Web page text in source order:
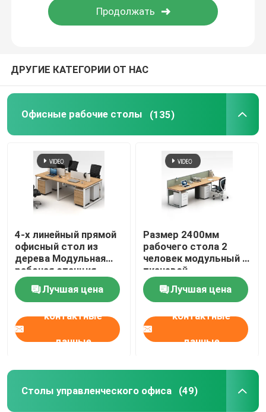
Стойка регистрации офиса
Набор табуретки таблицы Адвокатуры
Звукоизоляционный стручок офиса
На открытом воздухе угловой набор софы
ДРУГИЕ КАТЕГОРИИ ОТ НАС
Офисные рабочие столы (135)
4-х линейный прямой
офисный стол из
дерева Модульная
рабочая станция
Лучшая цена
контактные
данные
Размер 2400мм
рабочего стола 2
человек модульный с
тканевой
перегородкой
Лучшая цена
контактные
данные
Столы управленческого офиса (49)